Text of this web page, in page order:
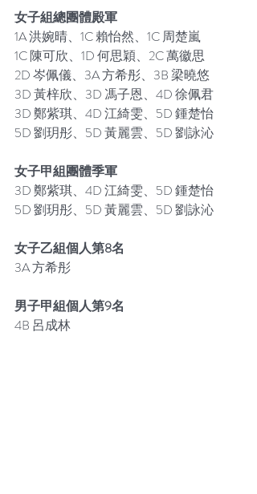
女子組總團體殿軍
1A 洪婉晴、1C 賴怡然、1C 周楚嵐
1C 陳可欣、1D 何思穎、2C 萬徽思
2D 岑佩儀、3A 方希彤、3B 梁曉悠
3D 黃梓欣、3D 馮子恩、4D 徐佩君
3D 鄭紫琪、4D 江綺雯、5D 鍾楚怡
5D 劉玥彤、5D 黃麗雲、5D 劉詠沁
女子甲組團體季軍
3D 鄭紫琪、4D 江綺雯、5D 鍾楚怡
5D 劉玥彤、5D 黃麗雲、5D 劉詠沁
女子乙組個人第8名
3A 方希彤
男子甲組個人第9名
4B 呂成林